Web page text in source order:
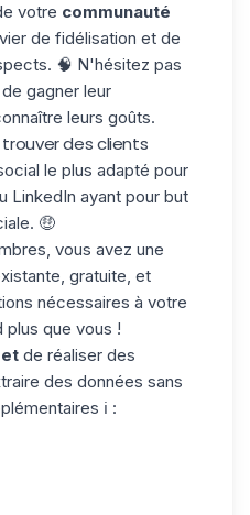
votre communauté
de fidélisation et de
🧠 N'hésitez pas
gagner leur
leurs goûts.
des clients
le plus adapté pour
LinkedIn ayant pour but
🤑
vous avez une
gratuite, et
nécessaires à votre
que vous !
de réaliser des
des données sans
ℹ️ :